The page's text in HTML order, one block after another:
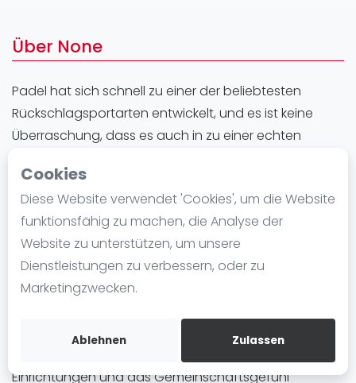
Cookies
Diese Website verwendet 'Cookies', um die Website
funktionsfähig zu machen, die Analyse der
Website zu unterstützen, um unsere
Dienstleistungen zu verbessern, oder zu
Marketingzwecken.
Ablehnen Zulassen
Ranking
Frauen
FIP Männer
Blog
Die Geschichte von Padel
Regeln und Punktzählung
Padel Schläge
Video
Über None
Padel hat sich schnell zu einer der beliebtesten
Rückschlagsportarten entwickelt, und es ist keine
Überraschung, dass es auch in zu einer echten
kombiniert Elemente von Tennis und Squash und
macht ihn so zu einer zugänglichen und
unterhaltsamen Aktivität für Spieler aller
Altersgruppen und Spielstärken. In finden Sie
verschiedene hochwertige Padelplätze, die auf die
Bedürfnisse von Anfängern sowie fortgeschrittenen
Einrichtungen und das Gemeinschaftsgefühl